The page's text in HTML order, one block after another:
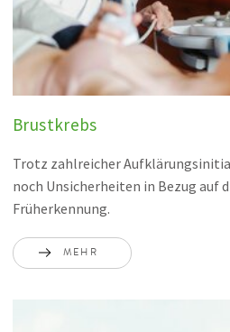
Brustkrebs
Trotz zahlreicher
noch Unsicherheiten in Bezug auf
Früherkennung.
MEHR